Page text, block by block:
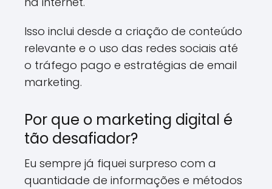
Isso inclui desde a criação de conteúdo
relevante e o uso das redes sociais até
o tráfego pago e estratégias de email
marketing.
Por que o marketing digital é
tão desafiador?
Eu sempre já fiquei surpreso com a
quantidade de informações e métodos